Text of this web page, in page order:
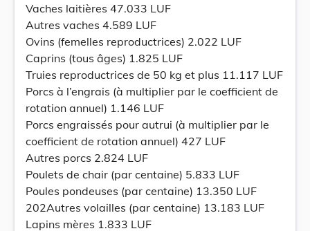
Vaches laitières 47.033 LUF
Autres vaches 4.589 LUF
Ovins (femelles reproductrices) 2.022 LUF
Caprins (tous âges) 1.825 LUF
Truies reproductrices de 50 kg et plus 11.117 LUF
Porcs à l’engrais (à multiplier par le coefficient de
rotation annuel) 1.146 LUF
Porcs engraissés pour autrui (à multiplier par le
coefficient de rotation annuel) 427 LUF
Autres porcs 2.824 LUF
Poulets de chair (par centaine) 5.833 LUF
Poules pondeuses (par centaine) 13.350 LUF
202Autres volailles (par centaine) 13.183 LUF
Lapins mères 1.833 LUF